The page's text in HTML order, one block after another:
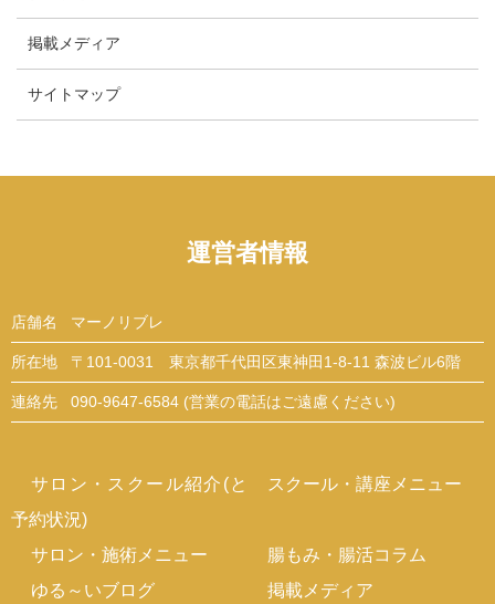
掲載メディア
サイトマップ
運営者情報
店舗名 マーノリブレ
所在地 〒101-0031 東京都千代田区東神田1-8-11 森波ビル6階
連絡先 090-9647-6584 (営業の電話はご遠慮ください)
サロン・スクール紹介(と
予約状況)
スクール・講座メニュー
サロン・施術メニュー
腸もみ・腸活コラム
ゆる～いブログ
掲載メディア